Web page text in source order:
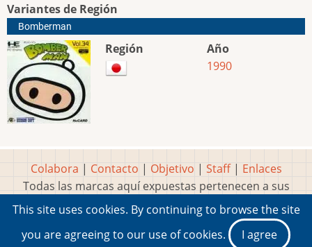
Variantes de Región
Bomberman
Región
Año
1990
Colabora | Contacto | Objetivo | Staff| Enlaces
Todas las marcas aquí expuestas pertenecen a sus
respectivos y legítimos dueños
Idea, página, contenidos y diseños creados porMarty
2001-2026 Museo del Videojuego®
This site uses cookies. By continuing to browse the site
you are agreeing to our use of cookies.
I agree